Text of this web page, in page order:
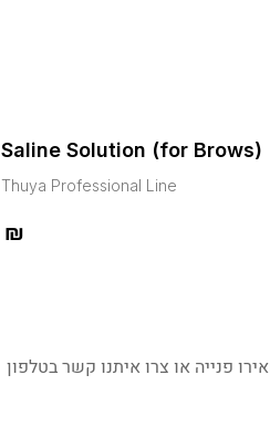
Saline Solution (for Brows)
Thuya Professional Line
₪